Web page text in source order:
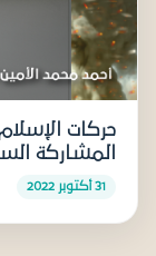
حركات
المشاركة
31 أكتوبر 2022